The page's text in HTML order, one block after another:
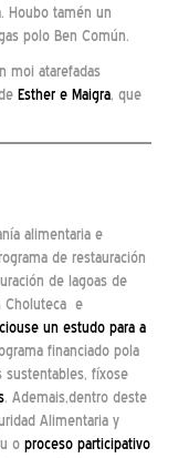
Houbo tamén un
polo Ben Común.
moi atarefadas
Esther e Maigra, que
alimentaria e
de restauración
de lagoas de
Choluteca e
un estudo para a
financiado pola
sustentables, fíxose
. Ademais,dentro deste
Alimentaria y
o proceso participativo